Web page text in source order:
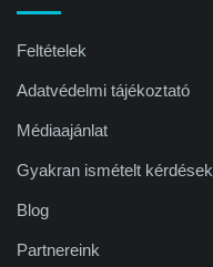
Feltételek
Adatvédelmi tájékoztató
Médiaajánlat
Gyakran ismételt kérdések
Blog
Partnereink